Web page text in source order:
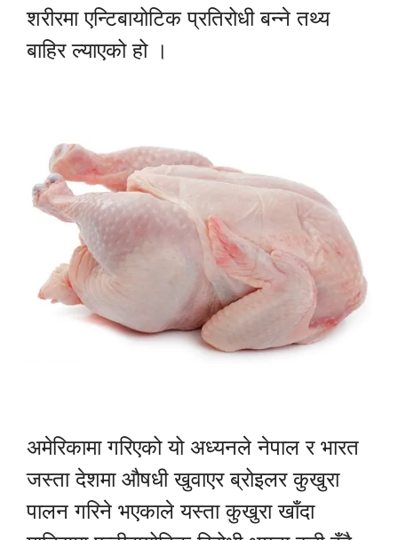
शरीरमा एन्टिबायोटिक प्रतिरोधी बन्ने तथ्य
बाहिर ल्याएको हो ।
अमेरिकामा गरिएको यो अध्यनले नेपाल र भारत
जस्ता देशमा औषधी खुवाएर ब्रोइलर कुखुरा
पालन गरिने भएकाले यस्ता कुखुरा खाँदा